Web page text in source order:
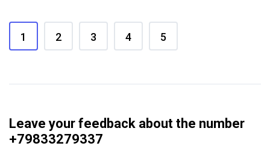
1 2 3 4 5
Leave your feedback about the number
+79833279337